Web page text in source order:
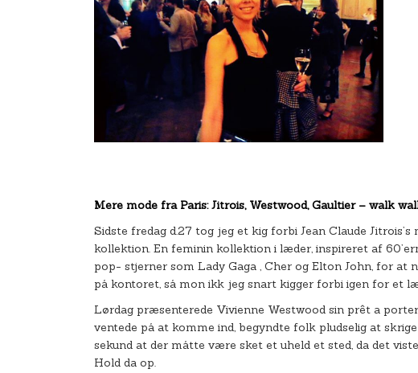
Mere mode fra Paris: Jitrois, Westwood, Gaultier – walk
Sidste fredag d.27 tog jeg et kig forbi Jean Claude
kollektion. En feminin kollektion i læder, inspireret af
pop- stjerner som Lady Gaga , Cher og Elton John, for
på kontoret, så mon ikk jeg snart kigger forbi igen for et
Lørdag præsenterede Vivienne Westwood sin prêt a
ventede på at komme ind, begyndte folk pludselig at
sekund at der måtte være sket et uheld et sted, da det
Hold da op.